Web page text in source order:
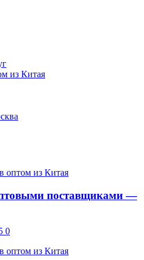
из Китая
оптом из Китая
поставщиками —
0
оптом из Китая